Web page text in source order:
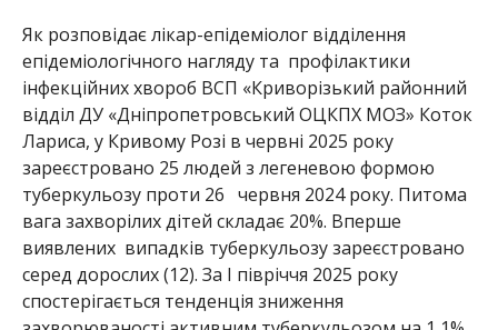
Як розповідає лікар-епідеміолог відділення
епідеміологічного нагляду та профілактики
інфекційниххвороб ВСП «Криворізький районний
відділ ДУ «Дніпропетровський ОЦКПХ МОЗ» Коток
Лариса, у Кривому Розі в червні 2025 року
зареєстровано 25 людей з легеневою формою
туберкульозупроти 26 червня 2024 року. Питома
вага захворілих дітей складає 20%. Вперше
виявлених випадків туберкульозу зареєстровано
серед дорослих (12). За І півріччя 2025 року
спостерігається тенденція зниження